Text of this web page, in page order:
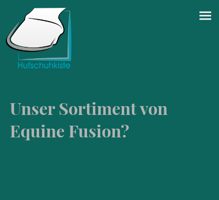
Unser Sortiment von
Equine Fusion?